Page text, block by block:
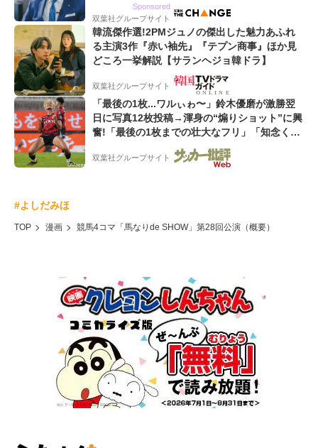
Sponsored
双葉社グループサイト
韓流傑作選!2PMジュノの傑出した魅力あふれ
る主演3作『赤い袖先』『テプン商事』ほか見
どころ一挙解説【サランヘジョ韓ドラ】
双葉社グループサイト
「最後の1枚...ワルぃゎ〜」鈴木優磨が激勝翌
日に写真12枚投稿→渾身の“煽りショット”に興
奮!「最後の1枚までの壮大なフリ」「知念くん
のことどんだけ好きなんよw」
双葉社グループサイト
#よしだみほ
TOP 漫画 競馬4コマ「馬なりde SHOW」第28回公演（概要）